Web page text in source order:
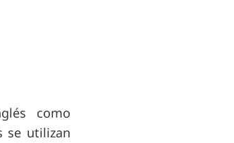
como
se utilizan